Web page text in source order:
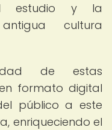
estudio y la
cultura
de estas
formato digital
público a este
enriqueciendo el